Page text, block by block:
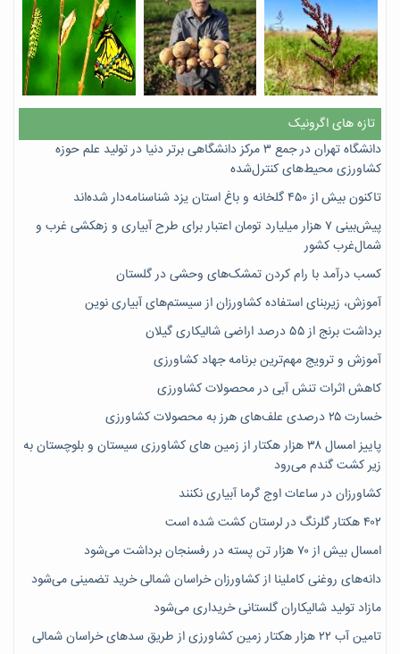
تازه های اگرونیک
دانشگاه تهران در جمع ۳ مرکز دانشگاهی برتر دنیا در تولید علم حوزه
کشاورزی محیط‌های کنترل‌شده
تاکنون بیش از ۴۵۰ گلخانه و باغ استان یزد شناسنامه‌دار شده‌اند
پیش‌بینی ۷‌ هزار میلیارد تومان اعتبار برای طرح آبیاری و زهکشی غرب و
شمال‌غرب کشور
کسب درآمد با رام کردن تمشک‌های وحشی در گلستان
آموزش، زیربنای استفاده کشاورزان از سیستم‌های آبیاری نوین
برداشت برنج از ۵۵ درصد اراضی شالیکاری گیلان
آموزش و ترویج مهم‌ترین برنامه جهاد کشاورزی
کاهش اثرات تنش آبی در محصولات کشاورزی
خسارت ۲۵ درصدی علف‌های هرز به محصولات کشاورزی
پاییز امسال ۳۸ هزار هکتار از زمین های کشاورزی سیستان و بلوچستان به
زیر کشت گندم می‌رود
کشاورزان در ساعات اوج گرما آبیاری نکنند
۴۰۲ هکتار گلرنگ در لرستان کشت شده است
امسال بیش از ۷۰ هزار تن پسته در رفسنجان برداشت می‌شود
دانه‌های روغنی کاملینا از کشاورزان خراسان شمالی خرید تضمینی می‌شود
مازاد تولید شالیکاران گلستانی خریداری می‌شود
تامین آب ۲۲ هزار هکتار زمین کشاورزی از طریق سدهای خراسان شمالی